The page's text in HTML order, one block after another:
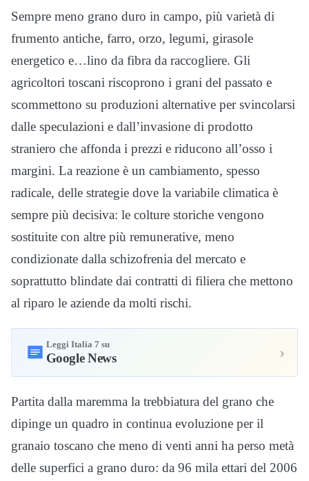
Sempre meno grano duro in campo, più varietà di
frumento antiche, farro, orzo, legumi, girasole
energetico e…lino da fibra da raccogliere. Gli
agricoltori toscani riscoprono i grani del passato e
scommettono su produzioni alternative per svincolarsi
dalle speculazioni e dall’invasione di prodotto
straniero che affonda i prezzi e riducono all’osso i
margini. La reazione è un cambiamento, spesso
radicale, delle strategie dove la variabile climatica è
sempre più decisiva: le colture storiche vengono
sostituite con altre più remunerative, meno
condizionate dalla schizofrenia del mercato e
soprattutto blindate dai contratti di filiera che mettono
al riparo le aziende da molti rischi.
Leggi Italia 7 su
Google News ›
Partita dalla maremma la trebbiatura del grano che
dipinge un quadro in continua evoluzione per il
granaio toscano che meno di venti anni ha perso metà
delle superfici a grano duro: da 96 mila ettari del 2006